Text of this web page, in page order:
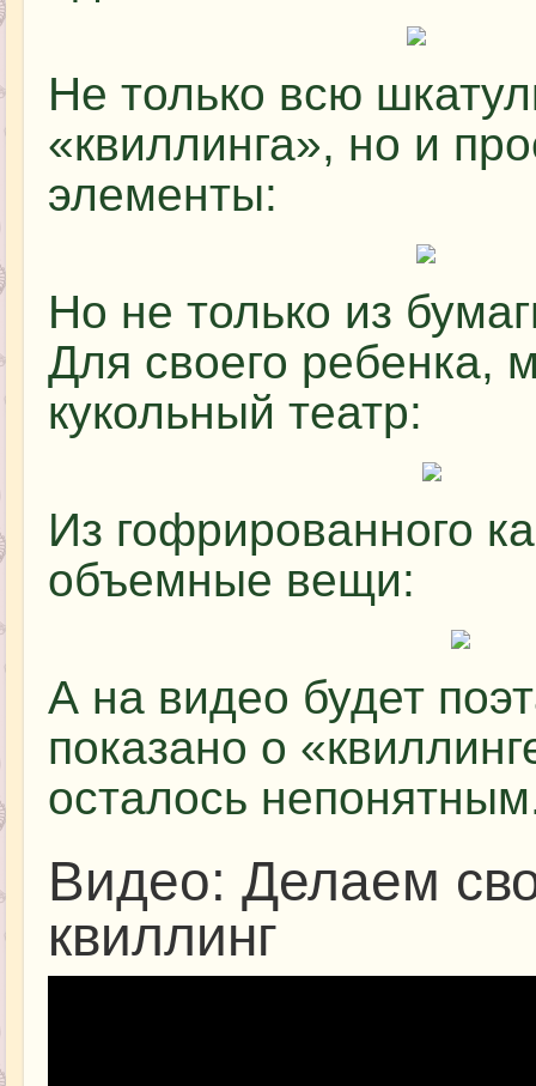
Не только всю
«квиллинга», но и
элементы:
Но не только из
Для своего ребенка,
кукольный театр:
Из гофрированного
объемные вещи:
А на видео будет
показано о
осталось
Видео: Делаем
квиллинг